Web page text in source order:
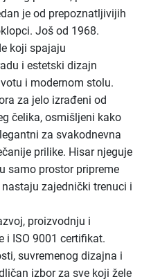
je od prepoznatljivijih
Još od 1968.
koji spajaju
i estetski dizajn
i modernom stolu.
za jelo izrađeni od
čelika, osmišljeni kako
za svakodnevna
prilike. Hisar njeguje
samo prostor pripreme
zajednički trenuci i
proizvodnju i
i ISO 9001 certifikat.
suvremenog dizajna i
izbor za sve koji žele